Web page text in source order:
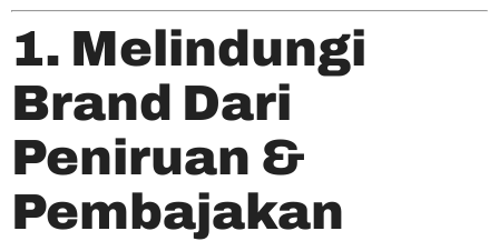
1. Melindungi
Brand Dari
Peniruan &
Pembajakan